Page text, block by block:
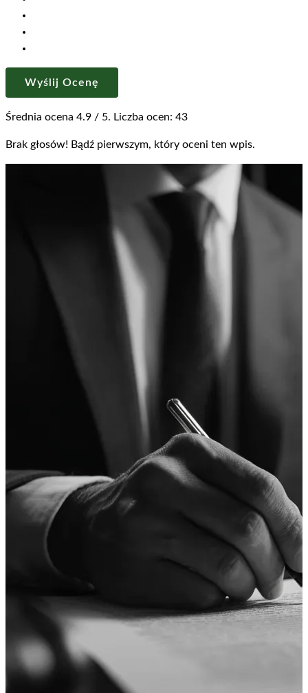
Wyślij Ocenę
Średnia ocena 4.9 / 5. Liczba ocen: 43
Brak głosów! Bądź pierwszym, który oceni ten wpis.